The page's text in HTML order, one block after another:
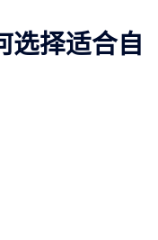
选择适合自